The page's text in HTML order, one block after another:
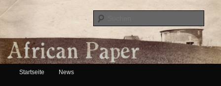
African Paper
Hauptmenü
Zum Inhalt wechseln
Zum sekundären Inhalt wechseln
Startseite News